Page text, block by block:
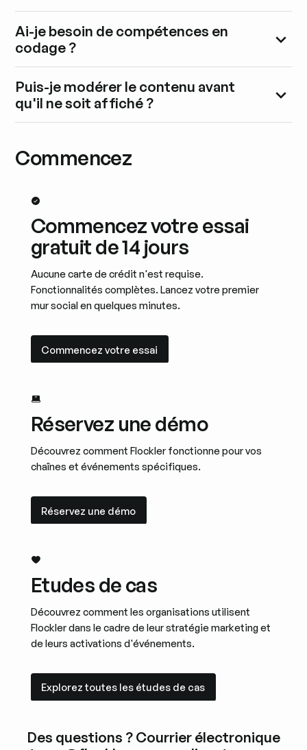
Ai-je besoin de compétences en
codage ?
Puis-je modérer le contenu avant
qu'il ne soit affiché ?
Commencez
Commencez votre essai
gratuit de 14 jours
Aucune carte de crédit n'est requise.
Fonctionnalités complètes. Lancez votre premier
mur social en quelques minutes.
Commencez votre essai
Réservez une démo
Découvrez comment Flockler fonctionne pour vos
chaînes et événements spécifiques.
Réservez une démo
Etudes de cas
Découvrez comment les organisations utilisent
Flockler dans le cadre de leur stratégie marketing et
de leurs activations d'événements.
Explorez toutes les études de cas
Explorez toutes les études de cas
Des questions ? Courrier électronique